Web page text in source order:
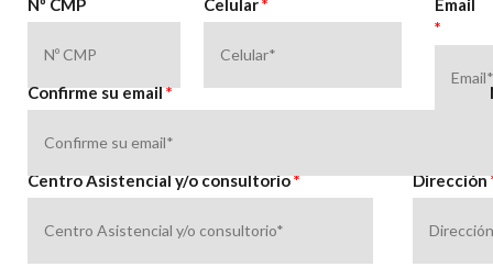
Nº CMP
Email
*
Celular*
Centro Asistencial y/o consultorio* Dirección
Confirme su email*